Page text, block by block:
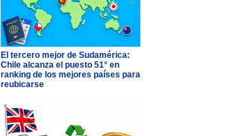
El tercero mejor de Sudamérica:
Chile alcanza el puesto 51° en
ranking de los mejores países para
reubicarse